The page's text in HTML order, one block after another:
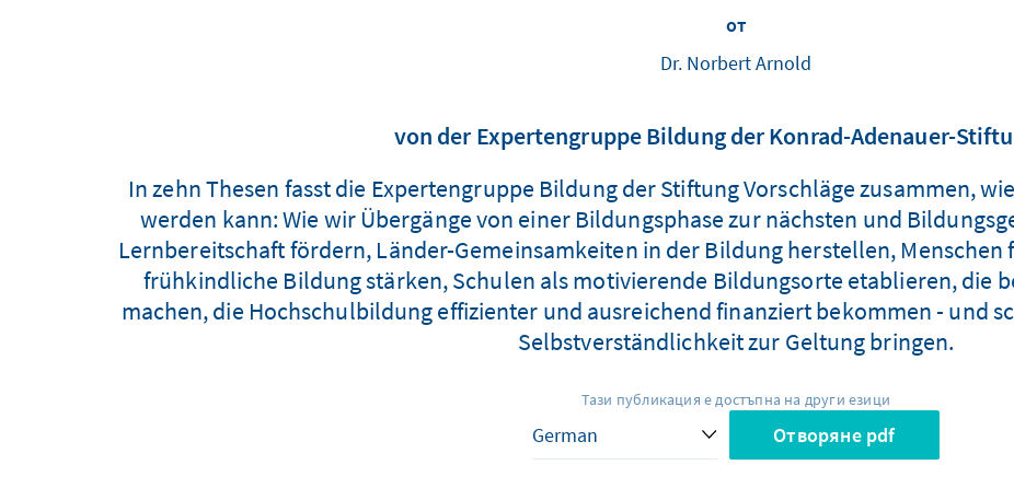
от
Dr. Norbert Arnold
von der Expertengruppe Bildung der Konrad-Adenauer-
In zehn Thesen fasst die Expertengruppe Bildung der Stiftung Vorschläge zusammen,
werden kann: Wie wir Übergänge von einer Bildungsphase zur nächsten und
Lernbereitschaft fördern, Länder-Gemeinsamkeiten in der Bildung herstellen, Menschen
frühkindliche Bildung stärken, Schulen als motivierende Bildungsorte etablieren, die
machen, die Hochschulbildung effizienter und ausreichend finanziert bekommen - und
Selbstverständlichkeit zur Geltung bringen.
Тази публикация е достъпна на други езици
Отворяне pdf